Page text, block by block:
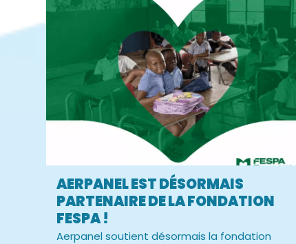
AERPANEL EST DÉSORMAIS
PARTENAIRE DE LA FONDATION
FESPA !
Aerpanel soutient désormais la fondation